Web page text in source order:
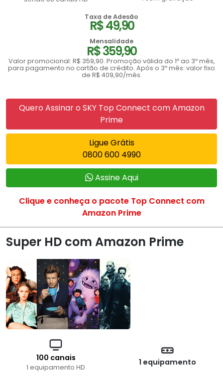
Taxa de Adesão
R$ 49,90
Mensalidade
R$ 359,90
Valor promocional: R$ 359,90. Promoção válida do 1º ao 3º mês,
para pagamento no cartão de crédito. Após o 3º mês: valor fixo
de R$ 409,90/mês.
Quero Assinar o SKY Top Connect com Amazon
Prime
Ligue Grátis
0800 600 4990
Assine Aqui
Clique e conheça o pacote Top Connect com
Amazon Prime
Super HD com Amazon Prime
100 canais
1 equipamento HD
1 equipamento